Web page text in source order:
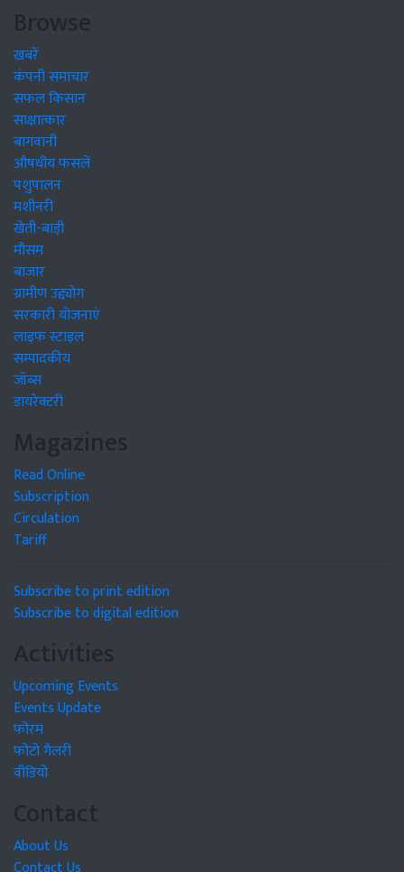
Browse
खबरें
कंपनी समाचार
सफल किसान
साक्षात्कार
बागवानी
औषधीय फसलें
पशुपालन
मशीनरी
खेती-बाड़ी
मौसम
बाजार
ग्रामीण उद्द्योग
सरकारी योजनाएं
लाइफ स्टाइल
सम्पादकीय
जॉब्स
डायरेक्टरी
Magazines
Read Online
Subscription
Circulation
Tariff
Subscribe to print edition
Subscribe to digital edition
Activities
Upcoming Events
Events Update
फोरम
फोटो गैलरी
वीडियो
Contact
About Us